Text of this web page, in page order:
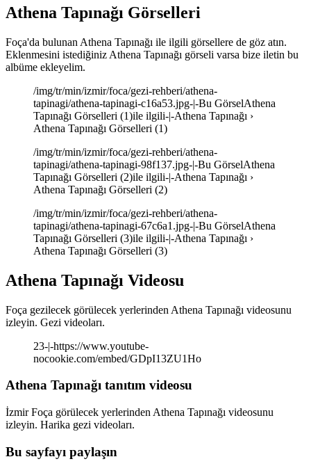
Athena Tapınağı Görselleri
Foça'da bulunan Athena Tapınağı ile ilgili görsellere de göz atın.
Eklenmesini istediğiniz Athena Tapınağı görseli varsa bize iletin bu
albüme ekleyelim.
/img/tr/min/izmir/foca/gezi-rehberi/athena-
tapinagi/athena-tapinagi-c16a53.jpg-|-Bu GörselAthena
Tapınağı Görselleri (1)ile ilgili-|-Athena Tapınağı ›
Athena Tapınağı Görselleri (1)
/img/tr/min/izmir/foca/gezi-rehberi/athena-
tapinagi/athena-tapinagi-98f137.jpg-|-Bu GörselAthena
Tapınağı Görselleri (2)ile ilgili-|-Athena Tapınağı ›
Athena Tapınağı Görselleri (2)
/img/tr/min/izmir/foca/gezi-rehberi/athena-
tapinagi/athena-tapinagi-67c6a1.jpg-|-Bu GörselAthena
Tapınağı Görselleri (3)ile ilgili-|-Athena Tapınağı ›
Athena Tapınağı Görselleri (3)
Athena Tapınağı Videosu
Foça gezilecek görülecek yerlerinden Athena Tapınağı videosunu
izleyin. Gezi videoları.
23-|-https://www.youtube-
nocookie.com/embed/GDpI13ZU1Ho
Athena Tapınağı tanıtım videosu
İzmir Foça görülecek yerlerinden Athena Tapınağı videosunu
izleyin. Harika gezi videoları.
Bu sayfayı paylaşın